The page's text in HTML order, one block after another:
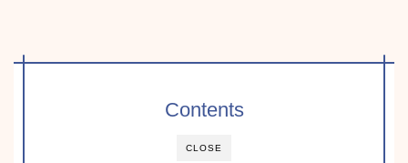
CLOSE
Contents